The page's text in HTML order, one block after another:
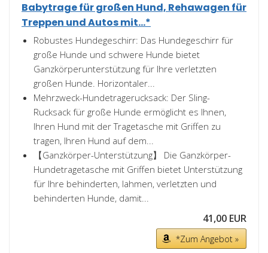
Babytrage für großen Hund, Rehawagen für
Treppen und Autos mit...*
Robustes Hundegeschirr: Das Hundegeschirr für
große Hunde und schwere Hunde bietet
Ganzkörperunterstützung für Ihre verletzten
großen Hunde. Horizontaler...
Mehrzweck-Hundetragerucksack: Der Sling-
Rucksack für große Hunde ermöglicht es Ihnen,
Ihren Hund mit der Tragetasche mit Griffen zu
tragen, Ihren Hund auf dem...
【Ganzkörper-Unterstützung】 Die Ganzkörper-
Hundetragetasche mit Griffen bietet Unterstützung
für Ihre behinderten, lahmen, verletzten und
behinderten Hunde, damit...
41,00 EUR
*Zum Angebot »